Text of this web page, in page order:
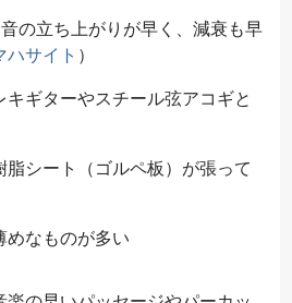
の立ち上がりが早く、減衰も早
ハサイト ）
ギターやスチール弦アコギと
シート（ゴルペ板）が張って
めなものが多い